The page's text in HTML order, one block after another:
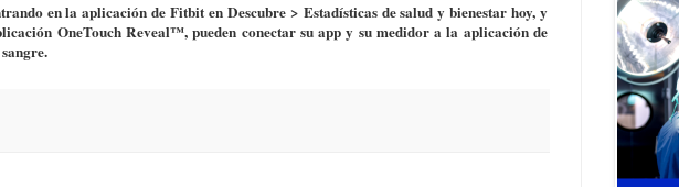
en la aplicación de Fitbit en Descubre > Estadísticas de salud y bienestar hoy, y
OneTouch Reveal™, pueden conectar su app y su medidor a la aplicación de